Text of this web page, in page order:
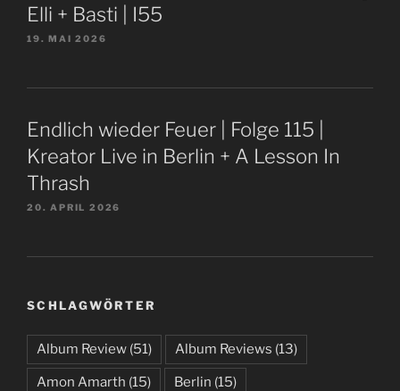
Elli + Basti | I55
19. MAI 2026
Endlich wieder Feuer | Folge 115 |
Kreator Live in Berlin + A Lesson In
Thrash
20. APRIL 2026
SCHLAGWÖRTER
Album Review (51) Album Reviews (13)
Amon Amarth (15) Berlin (15)